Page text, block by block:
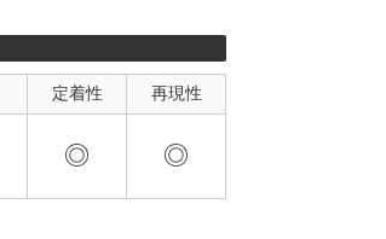
定着性 再現性
◎ ◎